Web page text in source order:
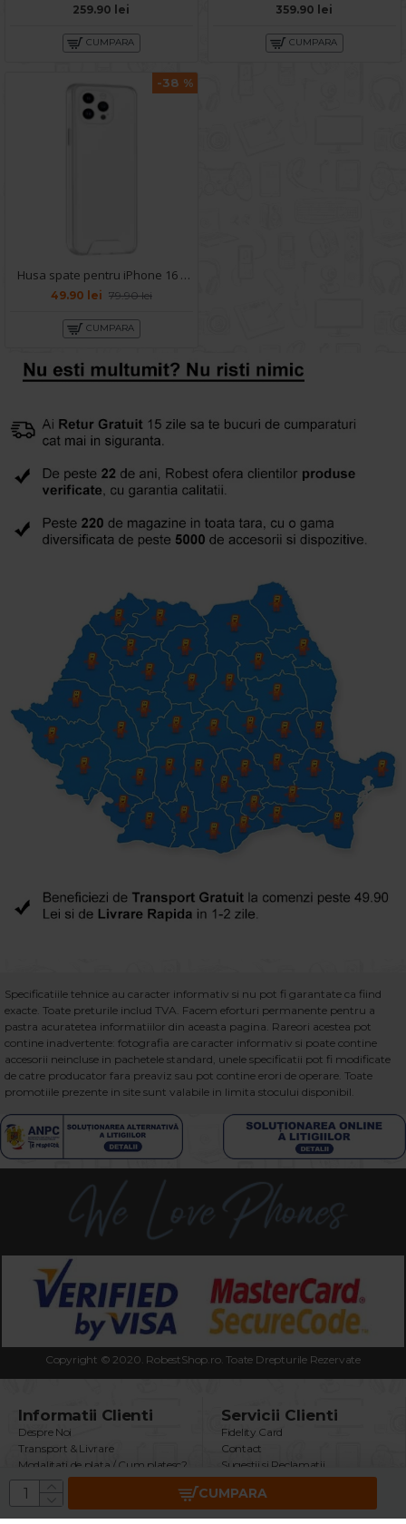
CUMPARA
259.90 lei
CUMPARA
359.90 lei
CUMPARA
-38 %
Husa spate pentru iPhone 16 Pro - Space Case
49.90 lei 79.90 lei
CUMPARA
Specificatiile tehnice au caracter informativ si nu pot fi garantate ca fiind
exacte. Toate preturile includ TVA. Facem eforturi permanente pentru a
pastra acuratetea informatiilor din aceasta pagina. Rareori acestea pot
contine inadvertente: fotografia are caracter informativ si poate contine
accesorii neincluse in pachetele standard, unele specificatii pot fi modificate
de catre producator fara preaviz sau pot contine erori de operare. Toate
promotiile prezente in site sunt valabile in limita stocului disponibil.
Copyright © 2020. RobestShop.ro. Toate Drepturile Rezervate
Informatii Clienti
Despre Noi
Transport & Livrare
Modalitati de plata / Cum platesc?
Termeni & Conditii
Politica Confidentialitate
Securitatea Datelor GDPR
Servicii Clienti
Fidelity Card
Contact
Sugestii si Reclamatii
Intrebari Frecvente
Returnare Produs
Garantie Produse